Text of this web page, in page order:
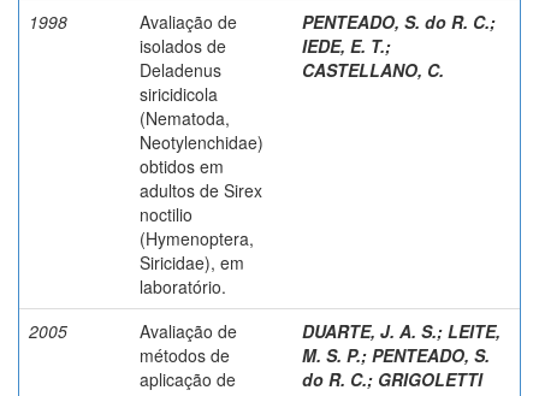
1998
Avaliação de
isolados de
Deladenus
siricidicola
(Nematoda,
Neotylenchidae)
obtidos em
adultos de Sirex
noctilio
(Hymenoptera,
Siricidae), em
laboratório.
PENTEADO, S. do R. C.;
IEDE, E. T.;
CASTELLANO, C.
2005
Avaliação de
métodos de
aplicação de
DUARTE, J. A. S.; LEITE,
M. S. P.; PENTEADO, S.
do R. C.; GRIGOLETTI